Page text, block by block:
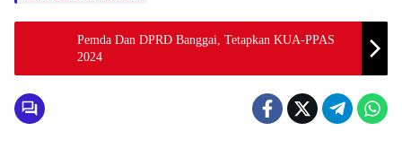
Pemda Dan DPRD Banggai, Tetapkan KUA-PPAS
2024